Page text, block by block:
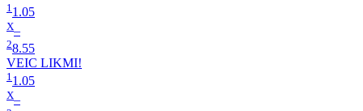
1 1.05
X–
28.55
VEIC LIKMI!
1 1.05
X–